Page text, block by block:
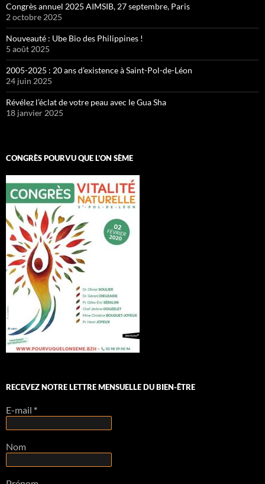
Congrès annuel 2025 AIMSIB, 27 septembre, Paris
2 octobre 2025
Nouveauté : Ube Bio des Philippines !
5 août 2025
2005-2025 : 20 ans d’existence à Saint-Pol-de-Léon
24 juin 2025
Révélez l’éclat de votre peau avec le Gua Sha
18 janvier 2025
CONGRÈS POURVU QUE L’ON SÈME
RECEVEZ NOTRE LETTRE MENSUELLE DU BIEN-ÊTRE
E-mail *
Nom